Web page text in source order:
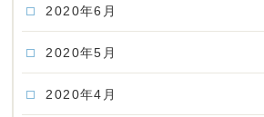
2020年6月
2020年5月
2020年4月